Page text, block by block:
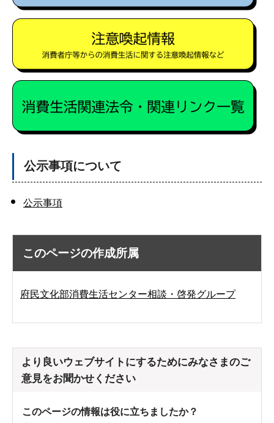
公示事項について
公示事項
このページの作成所属
府民文化部消費生活センター相談・啓発グループ
より良いウェブサイトにするためにみなさまのご
意見をお聞かせください
このページの情報は役に立ちましたか？